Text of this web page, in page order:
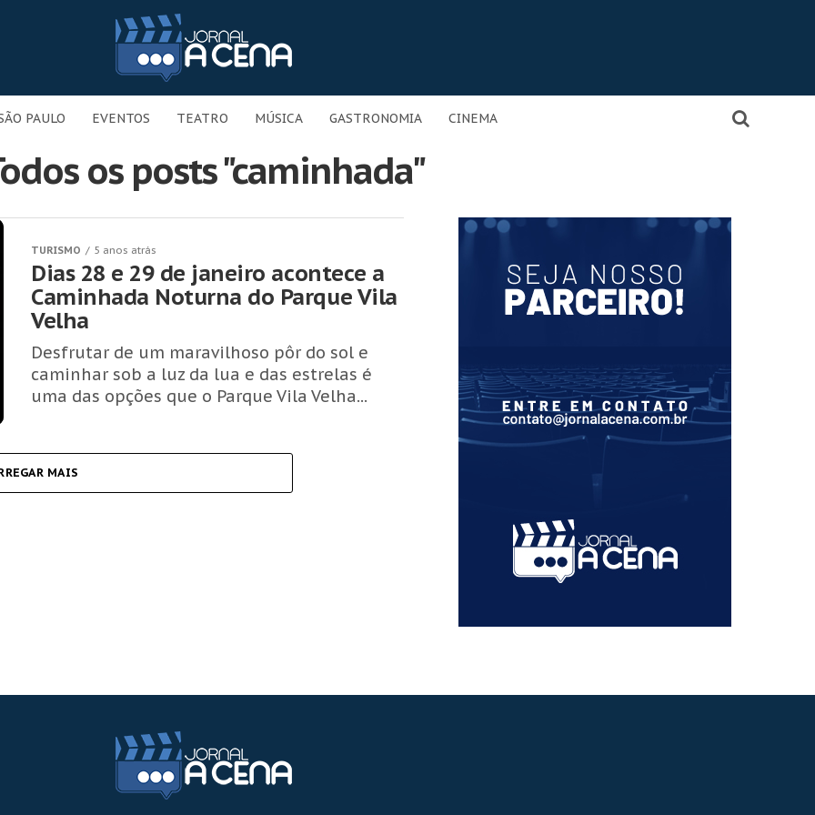
PAULO EVENTOS TEATRO MÚSICA GASTRONOMIA CINEMA
os posts "caminhada"
TURISMO 5 anos atrás
Dias 28 e 29 de janeiro acontece a
Caminhada Noturna do Parque Vila
Velha
Desfrutar de um maravilhoso pôr do sol e
caminhar sob a luz da lua e das estrelas é
uma das opções que o Parque Vila Velha...
MAIS